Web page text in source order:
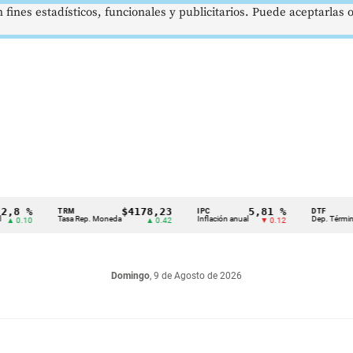
TRM
Tasa Rep. Moneda
$4178,23
▲ 0.42
IPC
Inflación anual
5,81 %
▼ 0.12
DTF
Dep. Término Fijo
Domingo, 9 de Agosto de 2026
estadísticos, funcionales y publicitarios. Puede aceptarlas